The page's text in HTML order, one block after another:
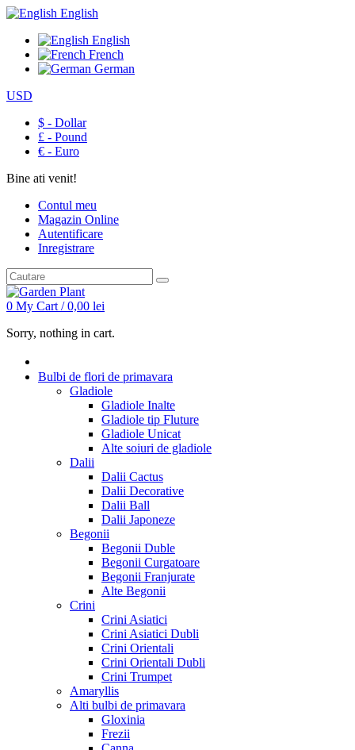
English
English
French
German
USD
$ - Dollar
£ - Pound
€ - Euro
Bine ati venit!
Contul meu
Magazin Online
Autentificare
Inregistrare
0 My Cart /0,00 lei
Sorry, nothing in cart.
Bulbi de flori de primavara
Gladiole
Gladiole Inalte
Gladiole tip Fluture
Gladiole Unicat
Alte soiuri de gladiole
Dalii
Dalii Cactus
Dalii Decorative
Dalii Ball
Dalii Japoneze
Begonii
Begonii Duble
Begonii Curgatoare
Begonii Franjurate
Alte Begonii
Crini
Crini Asiatici
Crini Asiatici Dubli
Crini Orientali
Crini Orientali Dubli
Crini Trumpet
Amaryllis
Alti bulbi de primavara
Gloxinia
Frezii